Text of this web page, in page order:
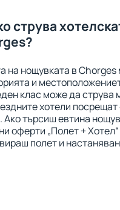
струва
на нощувката в
и
клас може да струва
хотели
Ако търсиш евтина
оферти „Полет +
полет и